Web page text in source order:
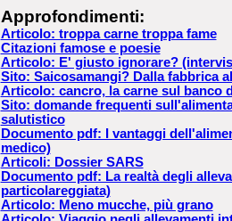
Approfondimenti:
Articolo: troppa carne troppa fame
Citazioni famose e poesie
Articolo: E' giusto ignorare?
Sito: Saicosamangi? Dalla fabbrica
Articolo: cancro, la carne sul banco
Sito: domande frequenti
salutistico
Documento pdf: I vantaggi
medico)
Articoli: Dossier SARS
Documento pdf: La realtà degli
particolareggiata)
Articolo: Meno mucche, più grano